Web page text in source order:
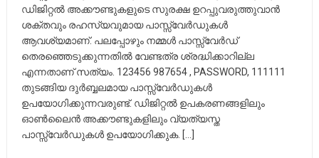
ഡിജിറ്റൽ അക്കൗണ്ടുകളുടെ സുരക്ഷ ഉറപ്പുവരുത്തുവാൻ
ശക്തവും രഹസ്യവുമായ പാസ്സ്‌വേർഡുകൾ
ആവശ്യമാണ്. പലപ്പോഴും നമ്മൾ പാസ്സ്‌വേർഡ്
തെരഞ്ഞെടുക്കുന്നതിൽ വേണ്ടത്ര ശ്രദ്ധിക്കാറില്ല
എന്നതാണ് സത്യം. 123456 987654 , PASSWORD, 111111
തുടങ്ങിയ ദുർബ്ബലമായ പാസ്സ്‌വേർഡുകൾ
ഉപയോഗിക്കുന്നവരുണ്ട്. ഡിജിറ്റൽ ഉപകരണങ്ങളിലും
ഓൺലൈൻ അക്കൗണ്ടുകളിലും വ്യത്യസ്ത
പാസ്സ്‌വേർഡുകൾ ഉപയോഗിക്കുക. […]